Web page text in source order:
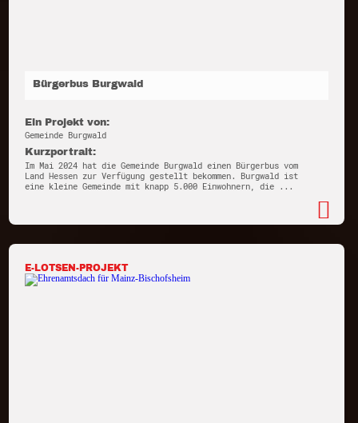
Bürgerbus Burgwald
Ein Projekt von:
Gemeinde Burgwald
Kurzportrait:
Im Mai 2024 hat die Gemeinde Burgwald einen Bürgerbus vom
Land Hessen zur Verfügung gestellt bekommen. Burgwald ist
eine kleine Gemeinde mit knapp 5.000 Einwohnern, die ...
E-LOTSEN-PROJEKT